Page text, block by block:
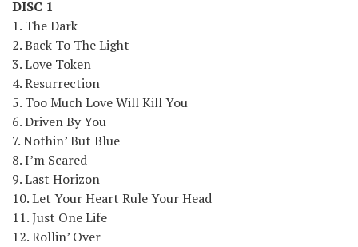
DISC 1
1. The Dark
2. Back To The Light
3. Love Token
4. Resurrection
5. Too Much Love Will Kill You
6. Driven By You
7. Nothin’ But Blue
8. I’m Scared
9. Last Horizon
10. Let Your Heart Rule Your Head
11. Just One Life
12. Rollin’ Over